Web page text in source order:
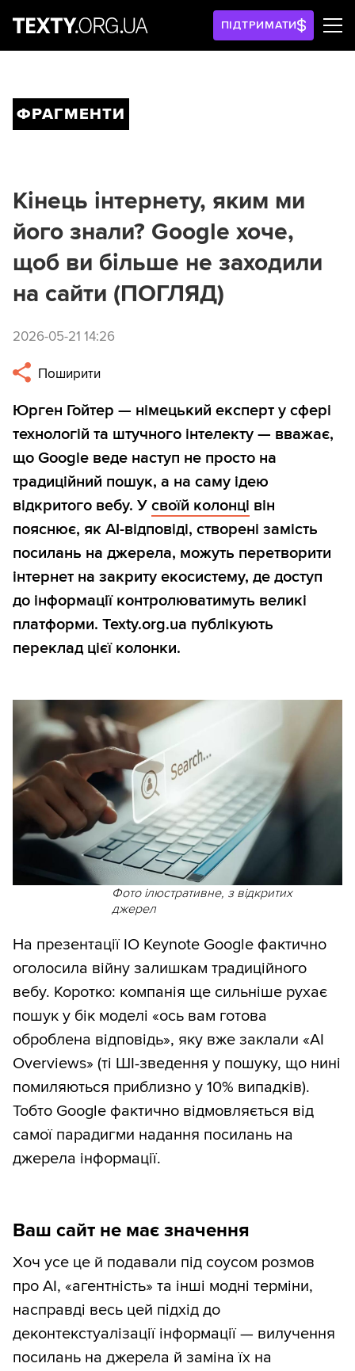
ПІДТРИМАТИ
ФРАГМЕНТИ
Кінець інтернету, яким ми
його знали? Google хоче,
щоб ви більше не заходили
на сайти (ПОГЛЯД)
2026-05-21 14:26
Поширити
Юрген Гойтер — німецький експерт у сфері
технологій та штучного інтелекту — вважає,
що Google веде наступ не просто на
традиційний пошук, а на саму ідею
відкритого вебу. У своїй колонці він
пояснює, як AI-відповіді, створені замість
посилань на джерела, можуть перетворити
інтернет на закриту екосистему, де доступ
до інформації контролюватимуть великі
платформи. Texty.org.ua публікують
переклад цієї колонки.
Фото ілюстративне, з відкритих
джерел
На презентації IO Keynote Google фактично
оголосила війну залишкам традиційного
вебу. Коротко: компанія ще сильніше рухає
пошук у бік моделі «ось вам готова
оброблена відповідь», яку вже заклали «AI
Overviews» (ті ШІ-зведення у пошуку, що нині
помиляються приблизно у 10% випадків).
Тобто Google фактично відмовляється від
самої парадигми надання посилань на
джерела інформації.
Ваш сайт не має значення
Хоч усе це й подавали під соусом розмов
про AI, «агентність» та інші модні терміни,
насправді весь цей підхід до
деконтекстуалізації інформації — вилучення
посилань на джерела й заміна їх на